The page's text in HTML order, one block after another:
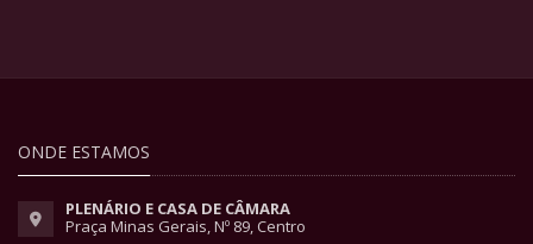
ONDE ESTAMOS
PLENÁRIO E CASA DE CÂMARA
Praça Minas Gerais, Nº 89, Centro